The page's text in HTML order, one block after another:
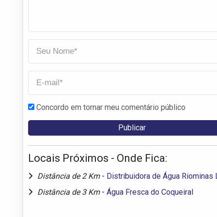
Concordo em tornar meu comentário público
Locais Próximos - Onde Fica:
Distância de 2 Km - Distribuidora de Água Riominas
Distância de 3 Km - Água Fresca do Coqueiral